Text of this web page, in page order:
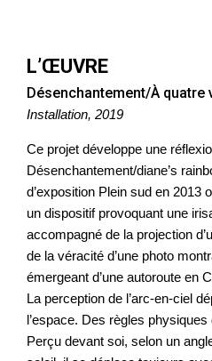
L’ŒUVRE
Désenchantement/À quatre
Installation, 2019
Ce projet développe une
Désenchantement/diane’s
d’exposition Plein sud en 2013
un dispositif provoquant une
accompagné de la projection
de la véracité d’une photo
émergeant d’une autoroute en
La perception de l’arc-en-ciel
l’espace. Des règles
Perçu devant soi, selon un